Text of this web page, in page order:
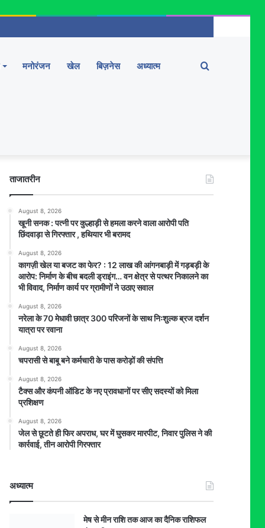
मनोरंजन खेल बिज़नेस अध्यात्म Search
ताजातरीन
August 8, 2026
खूनी सनक : पत्नी पर कुल्हाड़ी से हमला करने वाला आरोपी पति
छिंदवाड़ा से गिरफ्तार , हथियार भी बरामद
August 8, 2026
कागज़ी खेल या बजट का फेर? : 12 लाख की आंगनबाड़ी में गड़बड़ी के
आरोप: निर्माण के बीच बदली ड्राइंग… वन क्षेत्र से पत्थर निकालने का
भी विवाद, निर्माण कार्य पर ग्रामीणों ने उठाए सवाल
August 8, 2026
नरेला के 70 मेधावी छात्र 300 परिजनों के साथ निःशुल्क ब्रज दर्शन
यात्रा पर रवाना
August 8, 2026
चपरासी से बाबू बने कर्मचारी के पास करोड़ों की संपत्ति
August 8, 2026
टैक्स और कंपनी ऑडिट के नए प्रावधानों पर सीए सदस्यों को मिला
प्रशिक्षण
August 8, 2026
जेल से छूटते ही फिर अपराध, घर में घुसकर मारपीट, निवार पुलिस ने की
कार्रवाई, तीन आरोपी गिरफ्तार
अध्यात्म
मेष से मीन राशि तक आज का दैनिक राशिफल